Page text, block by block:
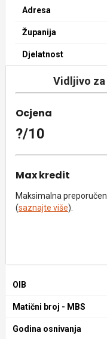
Adresa
Županija
Djelatnost
Vidljivo
Ocjena
?/10
Max kredit
Maksimalna
(saznajte više).
OIB
Matični broj - MBS
Godina osnivanja